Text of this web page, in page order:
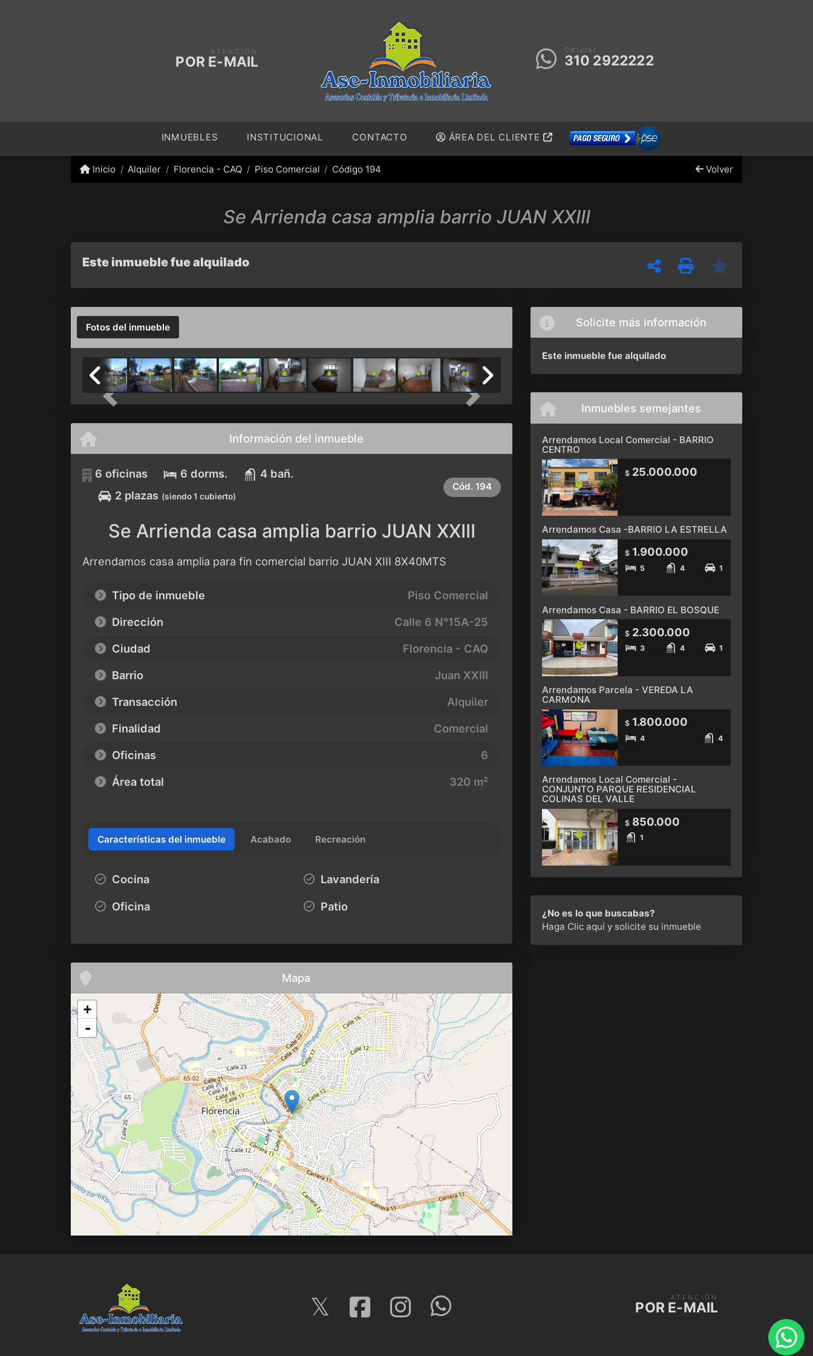
ATENCIÓN
POR E-MAIL
Celular
310 2922222
INMUEBLES INSTITUCIONAL CONTACTO ÁREA DEL CLIENTE
Inicio Alquiler Florencia - CAQ Piso Comercial Código 194 Volver
Se Arrienda casa amplia barrio JUAN XXIII
Este inmueble fue alquilado
Fotos del inmueble
Previous Next
Información del inmueble
6 oficinas 6 dorms.
4 bañ.
2 plazas (siendo 1 cubierto)
Cód. 194
Se Arrienda casa amplia barrio JUAN XXIII
Arrendamos casa amplia para fin comercial barrio JUAN XIII 8X40MTS
Tipo de inmueble
Piso Comercial
Dirección
Calle 6 N°15A-25
Ciudad
Florencia - CAQ
Barrio
Juan XXIII
Transacción
Alquiler
Finalidad
Comercial
Oficinas
6
Área total
320 m²
Características del inmueble Acabado Recreación
Cocina Lavandería
Oficina Patio
Mapa
+
-
Solicite más información
Este inmueble fue alquilado
Inmuebles semejantes
Arrendamos Local Comercial - BARRIO
CENTRO
$25.000.000
Arrendamos Casa -BARRIO LA ESTRELLA
$1.900.000
5 4 1
Arrendamos Casa - BARRIO EL BOSQUE
$2.300.000
3 4 1
Arrendamos Parcela - VEREDA LA
CARMONA
$1.800.000
4 4
Arrendamos Local Comercial -
CONJUNTO PARQUE RESIDENCIAL
COLINAS DEL VALLE
$850.000
1
¿No es lo que buscabas?
Haga Clic aquí y solicite su inmueble
ATENCIÓN
POR E-MAIL